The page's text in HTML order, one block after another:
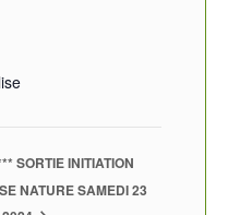
SORTIE INITIATION
NATURE SAMEDI 23